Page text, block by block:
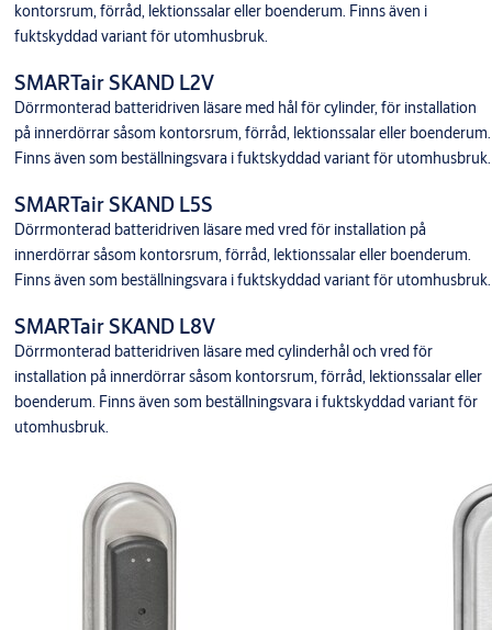
kontorsrum, förråd, lektionssalar eller boenderum. Finns även i
fuktskyddad variant för utomhusbruk.
SMARTair SKAND L2V
Dörrmonterad batteridriven läsare med hål för cylinder, för installation
på innerdörrar såsom kontorsrum, förråd, lektionssalar eller boenderum.
Finns även som beställningsvara i fuktskyddad variant för utomhusbruk.
SMARTair SKAND L5S
Dörrmonterad batteridriven läsare med vred för installation på
innerdörrar såsom kontorsrum, förråd, lektionssalar eller boenderum.
Finns även som beställningsvara i fuktskyddad variant för utomhusbruk.
SMARTair SKAND L8V
Dörrmonterad batteridriven läsare med cylinderhål och vred för
installation på innerdörrar såsom kontorsrum, förråd, lektionssalar eller
boenderum. Finns även som beställningsvara i fuktskyddad variant för
utomhusbruk.